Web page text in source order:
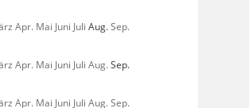
Apr. Mai Juni Juli Aug.Sep.
Apr. Mai Juni Juli Aug.Sep.
Apr. Mai Juni Juli Aug.Sep.